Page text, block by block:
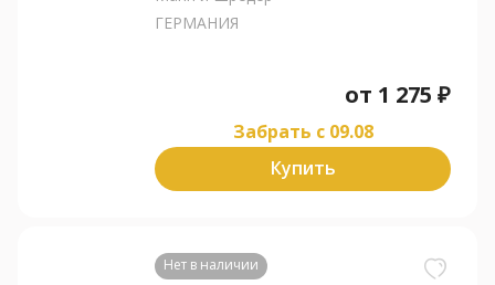
ГЕРМАНИЯ
от 1 275 ₽
Забрать c 09.08
Купить
Нет в наличии